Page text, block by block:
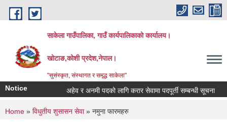
Skip to main content
साकेला गाउँपालिका, गाउँ कार्यपालिकाको कार्यालय।
खोटाङ,कोशी प्रदेश,नेपाल।
"सुसंस्कृत, संस्थागत र समृद्ध साकेला"
Notice अहेव र अनमी पदको लागि करार सेवामा पदपूर्ती सम्बन्धी सूचना
You are here
Home » विधुतीय शुसासन सेवा» नमुना फारमहरु